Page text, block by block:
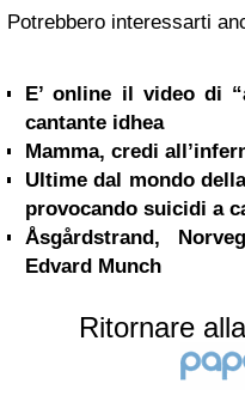
Potrebbero interessarti
E’ online il video di
cantante idhea
Mamma, credi
Ultime dal mondo
provocando suicidi a
Åsgårdstrand,
Edvard Munch
Ritornare